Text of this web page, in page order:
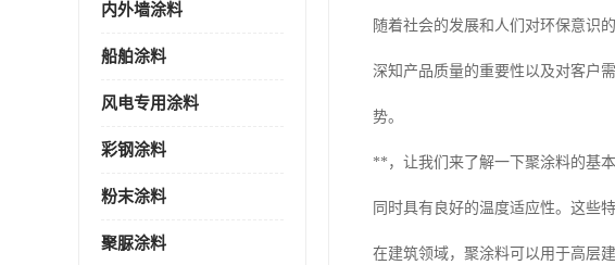
内外墙涂料
船舶涂料
风电专用涂料
彩钢涂料
粉末涂料
聚脲涂料
随着社会的发展和人们对环保意识
深知产品质量的重要性以及对客户
势。
**，让我们来了解一下聚涂料的基
同时具有良好的温度适应性。这些
在建筑领域，聚涂料可以用于高层